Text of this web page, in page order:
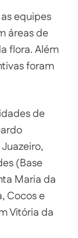
equipes
áreas de
flora. Além
foram
de
(Base
Maria da
Cocos e
Vitória da